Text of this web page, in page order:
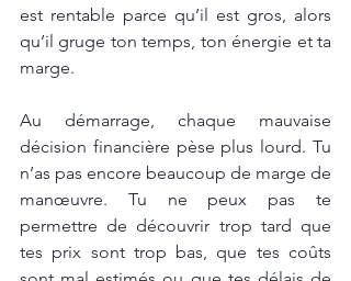
est rentable parce qu’il est gros, alors
qu’il gruge ton temps, ton énergie et ta
marge.
Au démarrage, chaque mauvaise
décision financière pèse plus lourd. Tu
n’as pas encore beaucoup de marge de
manœuvre. Tu ne peux pas te
permettre de découvrir trop tard que
tes prix sont trop bas, que tes coûts